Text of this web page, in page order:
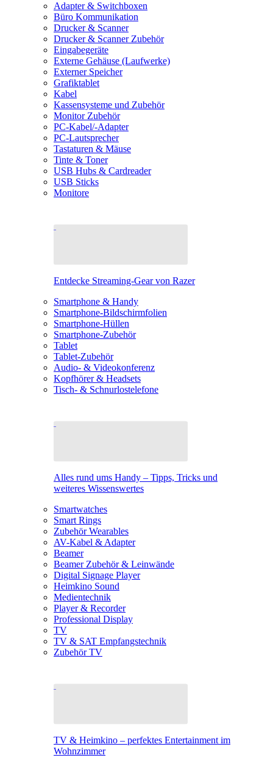
Adapter & Switchboxen
Büro Kommunikation
Drucker & Scanner
Drucker & Scanner Zubehör
Eingabegeräte
Externe Gehäuse (Laufwerke)
Externer Speicher
Grafiktablet
Kabel
Kassensysteme und Zubehör
Monitor Zubehör
PC-Kabel/-Adapter
PC-Lautsprecher
Tastaturen & Mäuse
Tinte & Toner
USB Hubs & Cardreader
USB Sticks
Monitore
Entdecke Streaming-Gear von Razer
Smartphone & Handy
Smartphone-Bildschirmfolien
Smartphone-Hüllen
Smartphone-Zubehör
Tablet
Tablet-Zubehör
Audio- & Videokonferenz
Kopfhörer & Headsets
Tisch- & Schnurlostelefone
Alles rund ums Handy – Tipps, Tricks und
weiteres Wissenswertes
Smartwatches
Smart Rings
Zubehör Wearables
AV-Kabel & Adapter
Beamer
Beamer Zubehör & Leinwände
Digital Signage Player
Heimkino Sound
Medientechnik
Player & Recorder
Professional Display
TV
TV & SAT Empfangstechnik
Zubehör TV
TV & Heimkino – perfektes Entertainment im
Wohnzimmer